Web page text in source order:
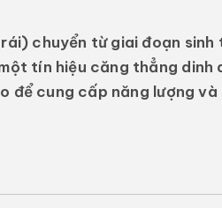
chuyển từ giai đoạn
tín hiệu căng thẳng dinh
để cung cấp năng lượng